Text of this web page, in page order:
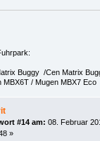
Buggy /Cen Matrix
MBX6T / Mugen MBX7 Eco
#14 am: 08. Februar
»